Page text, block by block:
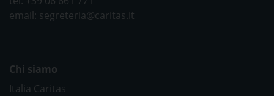
email: segreteria@caritas.it
Chi siamo
Italia Caritas